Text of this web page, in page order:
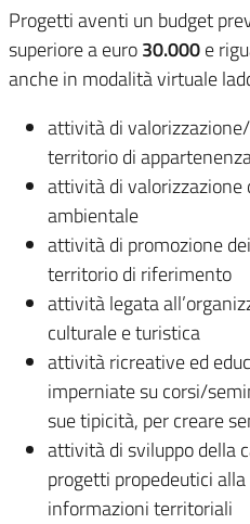
Progetti aventi un budget
superiore a euro30.000e
anche in modalità virtuale
attività di
territorio di
attività di valorizzazione
ambientale
attività di promozione
territorio di riferimento
attività legata
culturale e turistica
attività ricreative ed
imperniate su corsi/
sue tipicità, per creare
attività di sviluppo della
progetti propedeutici
informazioni territoriali